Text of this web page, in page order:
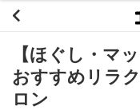
【ほぐし・マ
おすすめリラ
ロン